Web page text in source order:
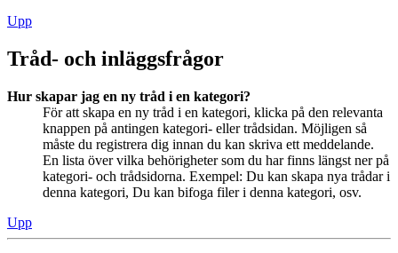
Upp
Tråd- och inläggsfrågor
Hur skapar jag en ny tråd i en kategori?
För att skapa en ny tråd i en kategori, klicka på den relevanta
knappen på antingen kategori- eller trådsidan. Möjligen så
måste du registrera dig innan du kan skriva ett meddelande.
En lista över vilka behörigheter som du har finns längst ner på
kategori- och trådsidorna. Exempel: Du kan skapa nya trådar i
denna kategori, Du kan bifoga filer i denna kategori, osv.
Upp